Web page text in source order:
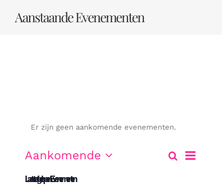
Aanstaande Evenementen
Er zijn geen aankomende evenementen.
Zoeken
Lijst
Aankomende
een
Laatste afgelopen Evenementen